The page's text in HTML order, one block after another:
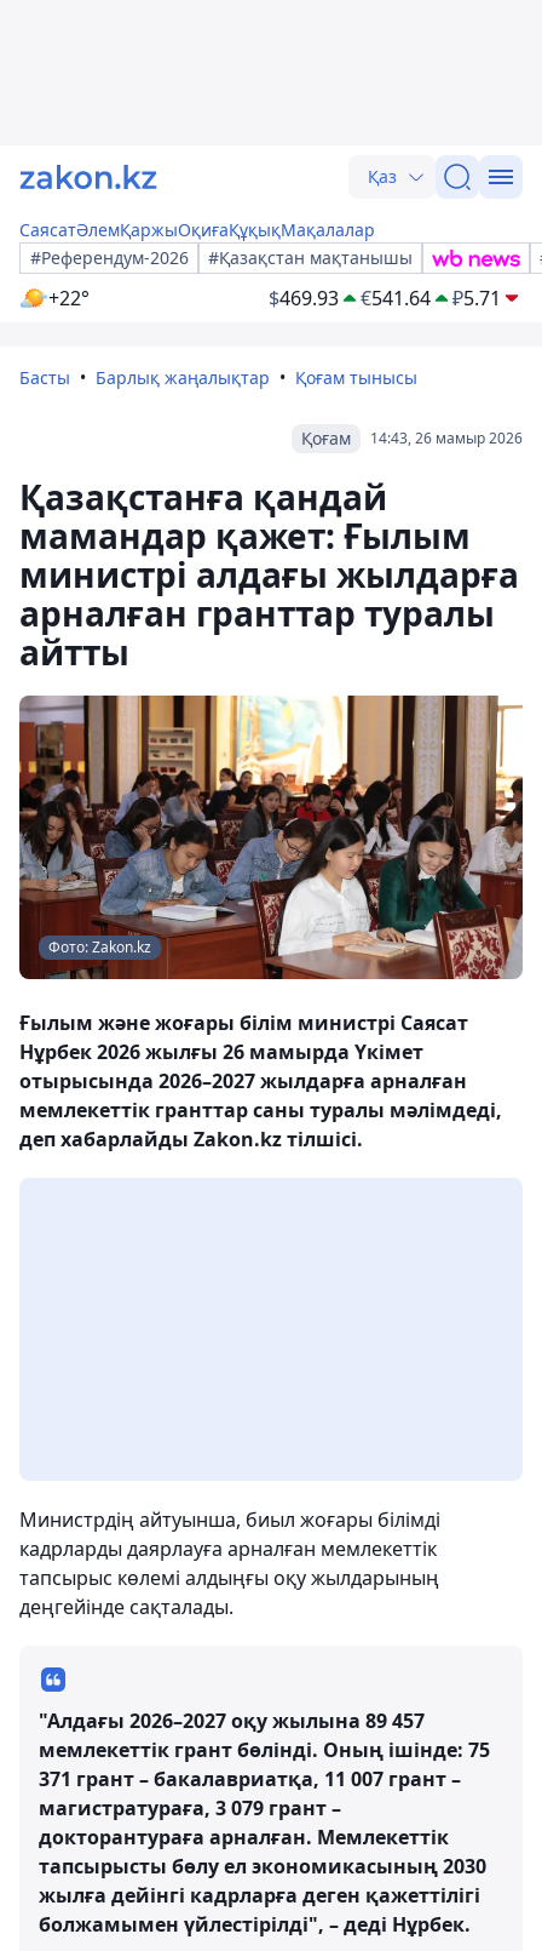
Қаз
СаясатӘлемҚаржыОқиғаҚұқықМақалалар
#Референдум-2026
#Қазақстан мақтанышы
+22° $469.93 €541.64 ₽5.71
Басты Барлық жаңалықтар Қоғам тынысы
14:43, 26 мамыр 2026
Қоғам
Қазақстанға қандай
мамандар қажет: Ғылым
министрі алдағы жылдарға
арналған гранттар туралы
айтты
Фото: Zakon.kz
Ғылым және жоғары білім министрі Саясат
Нұрбек 2026 жылғы 26 мамырда Үкімет
отырысында 2026–2027 жылдарға арналған
мемлекеттік гранттар саны туралы мәлімдеді,
деп хабарлайды Zakon.kz тілшісі.
Министрдің айтуынша, биыл жоғары білімді
кадрларды даярлауға арналған мемлекеттік
тапсырыс көлемі алдыңғы оқу жылдарының
деңгейінде сақталады.
"Алдағы 2026–2027 оқу жылына 89 457
мемлекеттік грант бөлінді. Оның ішінде: 75
371 грант – бакалавриатқа, 11 007 грант –
магистратураға, 3 079 грант –
докторантураға арналған. Мемлекеттік
тапсырысты бөлу ел экономикасының 2030
жылға дейінгі кадрларға деген қажеттілігі
болжамымен үйлестірілді", – деді Нұрбек.